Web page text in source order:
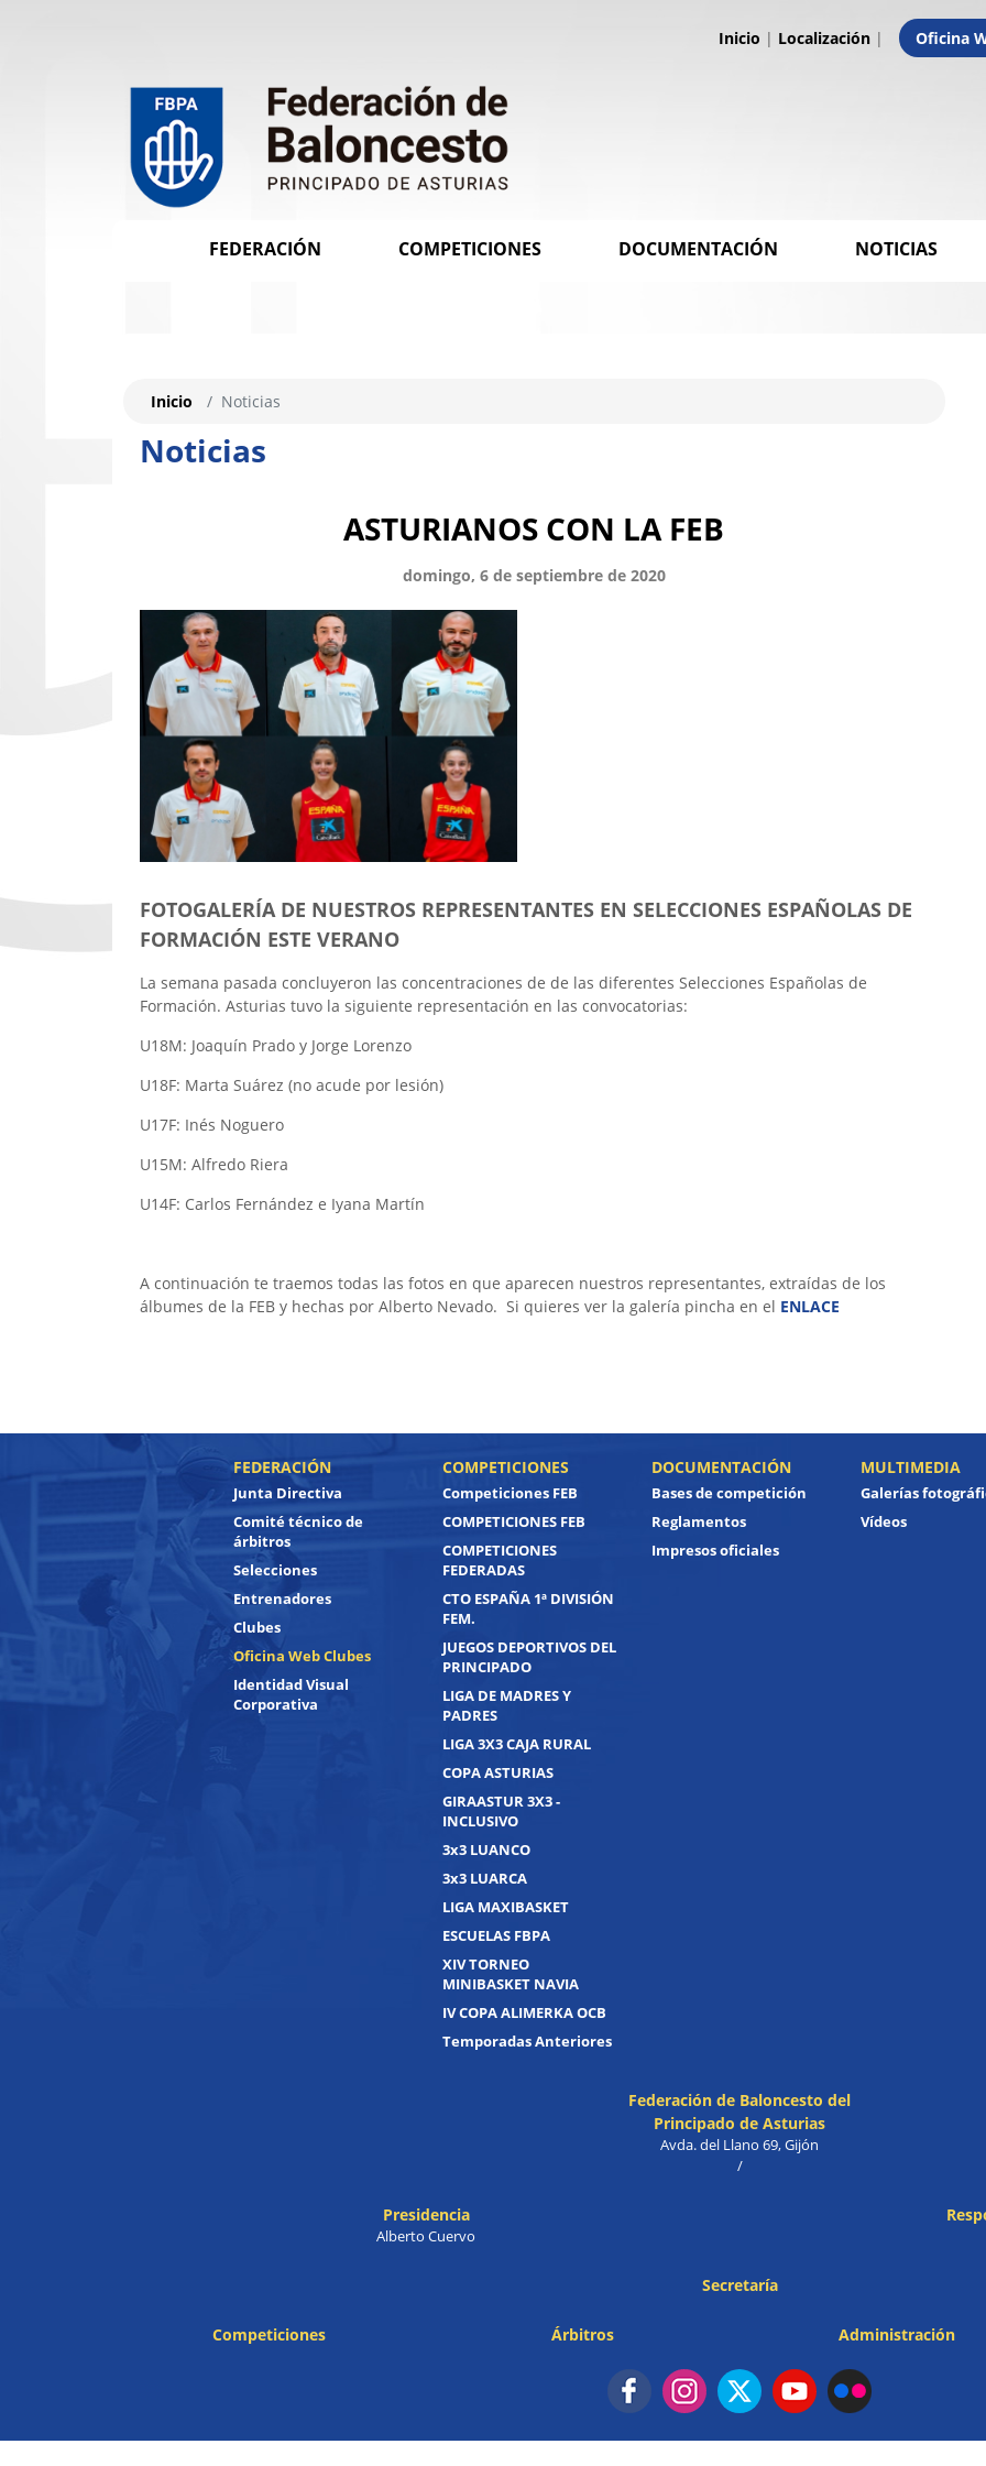
Inicio | Localización | Oficina
FEDERACIÓN COMPETICIONES DOCUMENTACIÓN NOTICIAS
Noticias
Inicio Noticias
ASTURIANOS CON LA FEB
domingo, 6 de septiembre de 2020
FOTOGALERÍA DE NUESTROS REPRESENTANTES EN SELECCIONES ESPAÑOLAS DE
FORMACIÓN ESTE VERANO
La semana pasada concluyeron las concentraciones de de las diferentes Selecciones Españolas de
Formación. Asturias tuvo la siguiente representación en las convocatorias:
U18M: Joaquín Prado y Jorge Lorenzo
U18F: Marta Suárez (no acude por lesión)
U17F: Inés Noguero
U15M: Alfredo Riera
U14F: Carlos Fernández e Iyana Martín
A continuación te traemos todas las fotos en que aparecen nuestros representantes, extraídas de los
álbumes de la FEB y hechas por Alberto Nevado. Si quieres ver la galería pincha en el ENLACE
FEDERACIÓN
Junta Directiva
Comité técnico de
árbitros
Selecciones
Entrenadores
Clubes
Oficina Web Clubes
Identidad Visual
Corporativa
COMPETICIONES
Competiciones FEB
COMPETICIONES FEB
COMPETICIONES
FEDERADAS
CTO ESPAÑA 1ª DIVISIÓN
FEM.
JUEGOS DEPORTIVOS DEL
PRINCIPADO
LIGA DE MADRES Y
PADRES
LIGA 3X3 CAJA RURAL
COPA ASTURIAS
GIRAASTUR 3X3 -
INCLUSIVO
3x3 LUANCO
3x3 LUARCA
LIGA MAXIBASKET
ESCUELAS FBPA
XIV TORNEO
MINIBASKET NAVIA
IV COPA ALIMERKA OCB
Temporadas Anteriores
DOCUMENTACIÓN
Bases de competición
Reglamentos
Impresos oficiales
MULTIMEDIA
Galerías
Vídeos
Federación de Baloncesto del
Principado de Asturias
Avda. del Llano 69, Gijón
/
Presidencia
Alberto Cuervo
Secretaría
Competiciones Árbitros Administración